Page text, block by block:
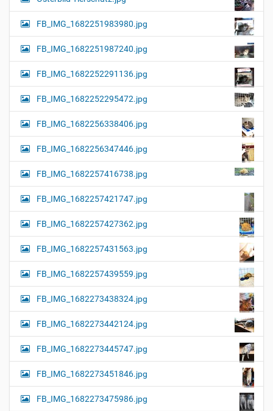
FB_IMG_1682251983980.jpg
FB_IMG_1682251987240.jpg
FB_IMG_1682252291136.jpg
FB_IMG_1682252295472.jpg
FB_IMG_1682256338406.jpg
FB_IMG_1682256347446.jpg
FB_IMG_1682257416738.jpg
FB_IMG_1682257421747.jpg
FB_IMG_1682257427362.jpg
FB_IMG_1682257431563.jpg
FB_IMG_1682257439559.jpg
FB_IMG_1682273438324.jpg
FB_IMG_1682273442124.jpg
FB_IMG_1682273445747.jpg
FB_IMG_1682273451846.jpg
FB_IMG_1682273475986.jpg